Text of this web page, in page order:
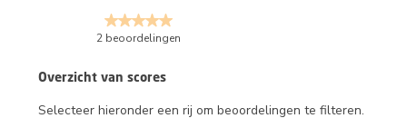
Overzicht van scores
Selecteer hieronder een rij om beoordelingen te filteren.
2 beoordelingen